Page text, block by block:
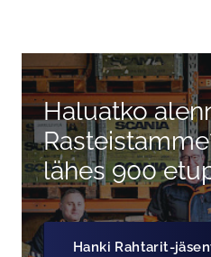
Haluatko
lähes 900
Hanki Rahtarit-